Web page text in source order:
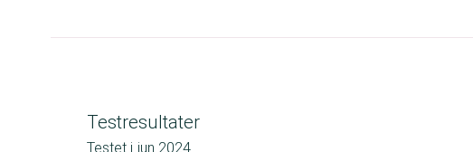
Testresultater
Testet i jun 2024